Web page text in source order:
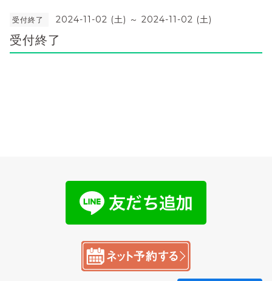
受付終了 2024-11-02 (土) ～ 2024-11-02 (土)
受付終了